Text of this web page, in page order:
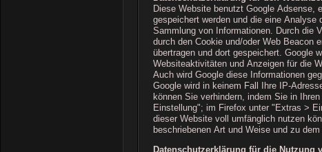
Diese Website benutzt Google Adsense,
gespeichert werden und die eine
Sammlung von Informationen. Durch die
durch den Cookie und/oder Web Beacon
übertragen und dort gespeichert. Google
Websiteaktivitäten und Anzeigen für die
Auch wird Google diese Informationen
Google wird in keinem Fall Ihre IP-
können Sie verhindern, indem Sie in
Einstellung"; im Firefox unter "Extras >
dieser Website voll umfänglich nutzen
beschriebenen Art und Weise und zu
Datenschutzerklärung für die Nutzung